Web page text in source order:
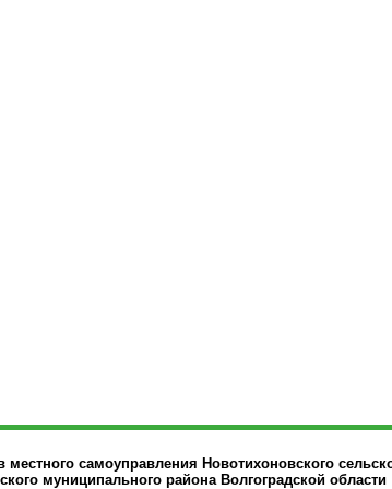
самоуправления Новотихоновского
муниципального района Волгоградской области